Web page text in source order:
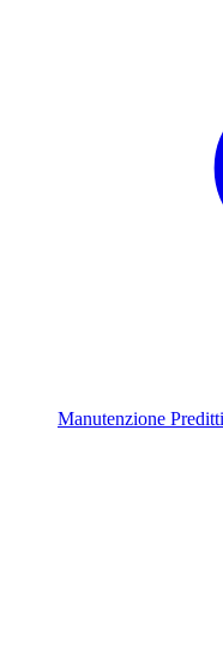
Manutenzione